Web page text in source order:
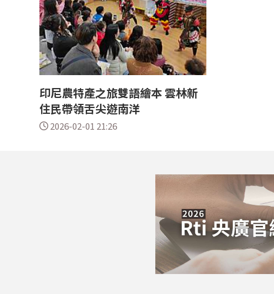
印尼農特產之旅雙語繪本 雲林新
住民帶領舌尖遊南洋
2026-02-01 21:26